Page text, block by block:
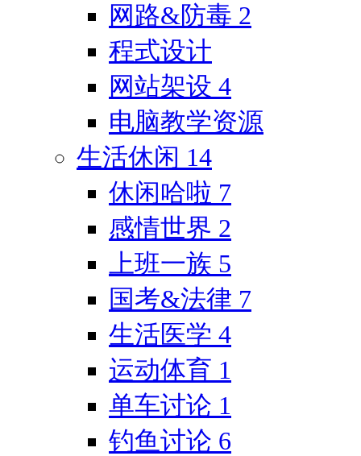
网路&防毒 2
程式设计
网站架设 4
电脑教学资源
生活休闲 14
休闲哈啦 7
感情世界 2
上班一族 5
国考&法律 7
生活医学 4
运动体育 1
单车讨论 1
钓鱼讨论 6